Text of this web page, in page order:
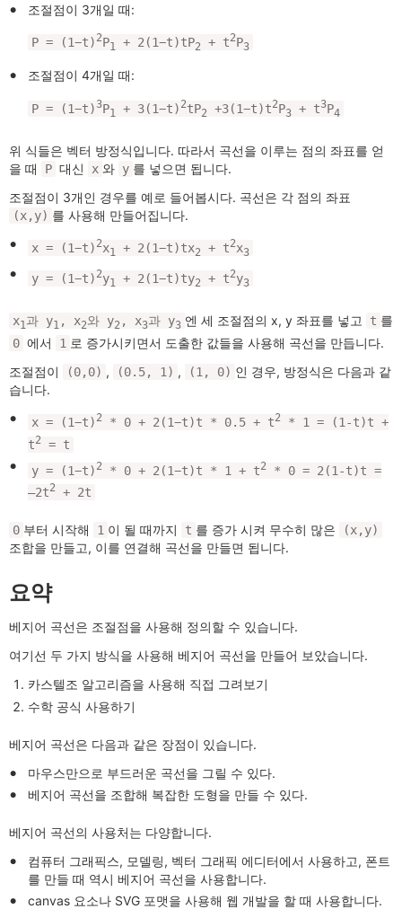
조절점이 3개일 때:
P = (1−t)2P1 + 2(1−t)tP2 + t2P3
조절점이 4개일 때:
P = (1−t)3P1 + 3(1−t)2tP2 +3(1−t)t2P3 + t3P4
위 식들은 벡터 방정식입니다. 따라서 곡선을 이루는 점의 좌표를 얻
을 때
P 대신 x 와 y 를 넣으면 됩니다.
조절점이 3개인 경우를 예로 들어봅시다. 곡선은 각 점의 좌표
(x,y) 를 사용해 만들어집니다.
x = (1−t)2x1 + 2(1−t)tx2 + t2x3
y = (1−t)2y1 + 2(1−t)ty2 + t2y3
x1 과 y1 , x2와 y2 , x3과 y3 엔 세 조절점의 x, y 좌표를 넣고 t 를
0 에서 1 로 증가시키면서 도출한 값들을 사용해 곡선을 만듭니다.
조절점이
(0,0) , (0.5, 1) , (1, 0) 인 경우, 방정식은 다음과 같
습니다.
x = (1−t)2 * 0 + 2(1−t)t * 0.5 + t2 * 1 = (1-t)t +
t2 = t
y = (1−t)2 * 0 + 2(1−t)t * 1 + t2 * 0 = 2(1-t)t =
–2t2 + 2t
0 부터 시작해 1 이 될 때까지 t 를 증가 시켜 무수히 많은 (x,y)
조합을 만들고, 이를 연결해 곡선을 만들면 됩니다.
요약
베지어 곡선은 조절점을 사용해 정의할 수 있습니다.
여기선 두 가지 방식을 사용해 베지어 곡선을 만들어 보았습니다.
카스텔조 알고리즘을 사용해 직접 그려보기
수학 공식 사용하기
베지어 곡선은 다음과 같은 장점이 있습니다.
마우스만으로 부드러운 곡선을 그릴 수 있다.
베지어 곡선을 조합해 복잡한 도형을 만들 수 있다.
베지어 곡선의 사용처는 다양합니다.
컴퓨터 그래픽스, 모델링, 벡터 그래픽 에디터에서 사용하고, 폰트
를 만들 때 역시 베지어 곡선을 사용합니다.
canvas 요소나 SVG 포맷을 사용해 웹 개발을 할 때 사용합니다.